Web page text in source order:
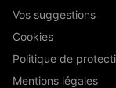
Vos suggestions
Cookies
Politique de
Mentions légales